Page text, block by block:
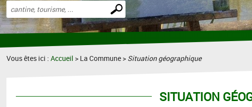
Effectuer
une
recherche
Vous êtes ici :Accueil > La Commune > Situation géographique
SITUATION